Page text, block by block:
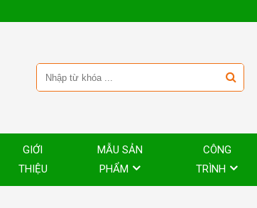
GIỚI
THIỆU
MẪU SẢN
PHẨM
CÔNG
TRÌNH